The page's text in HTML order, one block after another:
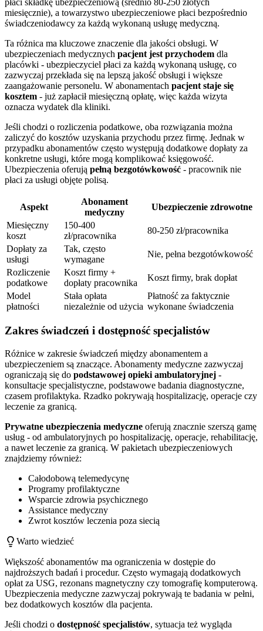
miesięcznie), a towarzystwo ubezpieczeniowe płaci bezpośrednio
świadczeniodawcy za każdą wykonaną usługę medyczną.
Ta różnica ma kluczowe znaczenie dla jakości obsługi. W
ubezpieczeniach medycznych pacjent jest przychodem dla
placówki - ubezpieczyciel płaci za każdą wykonaną usługę, co
zazwyczaj przekłada się na lepszą jakość obsługi i większe
zaangażowanie personelu. W abonamentach pacjent staje się
kosztem - już zapłacił miesięczną opłatę, więc każda wizyta
oznacza wydatek dla kliniki.
Jeśli chodzi o rozliczenia podatkowe, oba rozwiązania można
zaliczyć do kosztów uzyskania przychodu przez firmę. Jednak w
przypadku abonamentów często występują dodatkowe dopłaty za
konkretne usługi, które mogą komplikować księgowość.
Ubezpieczenia oferują pełną bezgotówkowość - pracownik nie
płaci za usługi objęte polisą.
Aspekt
Abonament
medyczny
Ubezpieczenie zdrowotne
Miesięczny
koszt
150-400
zł/pracownika
80-250 zł/pracownika
Dopłaty za
usługi
Tak, często
wymagane
Nie, pełna bezgotówkowość
Rozliczenie
podatkowe
Koszt firmy +
dopłaty pracownika
Koszt firmy, brak dopłat
Model
płatności
Stała opłata
niezależnie od użycia
Płatność za faktycznie
wykonane świadczenia
Zakres świadczeń i dostępność specjalistów
Różnice w zakresie świadczeń między abonamentem a
ubezpieczeniem są znaczące. Abonamenty medyczne zazwyczaj
ograniczają się do podstawowej opieki ambulatoryjnej -
konsultacje specjalistyczne, podstawowe badania diagnostyczne,
czasem profilaktyka. Rzadko pokrywają hospitalizację, operacje czy
leczenie za granicą.
Prywatne ubezpieczenia medyczne oferują znacznie szerszą gamę
usług - od ambulatoryjnych po hospitalizację, operacje, rehabilitację,
a nawet leczenie za granicą. W pakietach ubezpieczeniowych
znajdziemy również:
Całodobową telemedycynę
Programy profilaktyczne
Wsparcie zdrowia psychicznego
Assistance medyczny
Zwrot kosztów leczenia poza siecią
Warto wiedzieć
Większość abonamentów ma ograniczenia w dostępie do
najdroższych badań i procedur. Często wymagają dodatkowych
opłat za USG, rezonans magnetyczny czy tomografię komputerową.
Ubezpieczenia medyczne zazwyczaj pokrywają te badania w pełni,
bez dodatkowych kosztów dla pacjenta.
Jeśli chodzi o dostępność specjalistów, sytuacja też wygląda